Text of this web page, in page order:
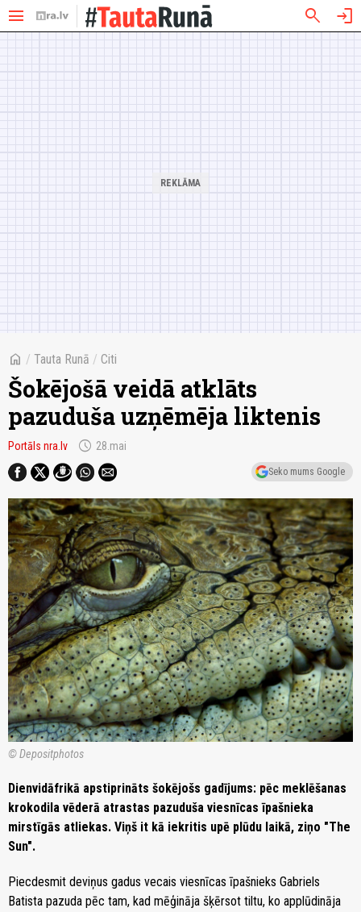
menu search login
home / Tauta Runā / Citi
Šokējošā veidā atklāts
pazuduša uzņēmēja liktenis
Portāls nra.lv schedule 28.mai
Seko mums Google
© Depositphotos
Dienvidāfrikā apstiprināts šokējošs gadījums: pēc meklēšanas
krokodila vēderā atrastas pazuduša viesnīcas īpašnieka
mirstīgās atliekas. Viņš it kā iekritis upē plūdu laikā, ziņo "The
Sun".
Piecdesmit deviņus gadus vecais viesnīcas īpašnieks Gabriels
Batista pazuda pēc tam, kad mēģināja šķērsot tiltu, ko applūdināja